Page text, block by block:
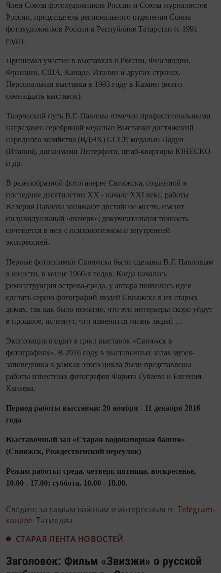
Член Союза фотохудожников России и Союза журналистов
России, председатель регионального отделения Союза
фотохудожников России в Республике Татарстан (с 1991
года).
Принимал участие в выставках в России, Финляндии,
Франции, США, Канаде, Италии и других странах.
Персональная выставка в 1993 году в Казани (всего
семнадцать выставок).
Творческий путь В.Г. Павлова отмечен профессиональными
наградами: серебряной медалью Выставки достижений
народного хозяйства (ВДНХ) СССР, медалью Падуи
(Италия), дипломами Интерфото, штаб-квартиры ЮНЕСКО
и др.
В разнообразной фотогалерее Свияжска, созданной в
последние десятилетии XX - начале XXI века, работы
Валерия Павлова занимают достойное место, имеют
индивидуальный «почерк»; документальная точность
сочетается в них с психологизмом и внутренней
экспрессией.
Первые фотоснимки Свияжска были сделаны В.Г. Павловым
в юности, в конце 1960-х годов. Когда началась
реконструкция острова-града, у автора появилась идея
сделать серию фотографий людей Свияжска в их старых
домах, так как было понятно, что эти интерьеры скоро уйдут
в прошлое, исчезнут, что изменится жизнь людей …
Экспозиция входит в цикл выставок «Свияжск в
фотографиях». В 2016 году в выставочных залах музея-
заповедника в рамках этого цикла были представлены
работы известных фотографов Фарита Губаева и Евгения
Канаева.
Период работы выставки: 20 ноября - 11 декабря 2016
года
Выставочный зал «Старая водонапорная башня»
(Свияжск, Рождественский переулок)
Режим работы: среда, четверг, пятница, воскресенье,
10.00 - 17.00; суббота, 10.00 - 18.00.
Следите за самым важным и интересным в Telegram-
канале Татмедиа
СТАРАЯ ЛЕНТА НОВОСТЕЙ
Заголовок: Фильм «Звизжи» о русской